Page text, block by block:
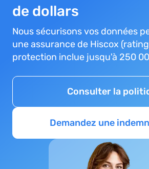
de dollars
Nous sécurisons vos données
une assurance de Hiscox
protection inclue jusqu'à 250
Consulter la
Demandez une